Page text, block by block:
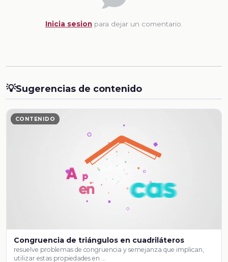
Inicia sesion para dejar un comentario.
💡Sugerencias de contenido
CONTENIDO
Congruencia de triángulos en cuadriláteros
resuelve problemas de congruencia y semejanza que implican,
utilizar estas propiedades en …